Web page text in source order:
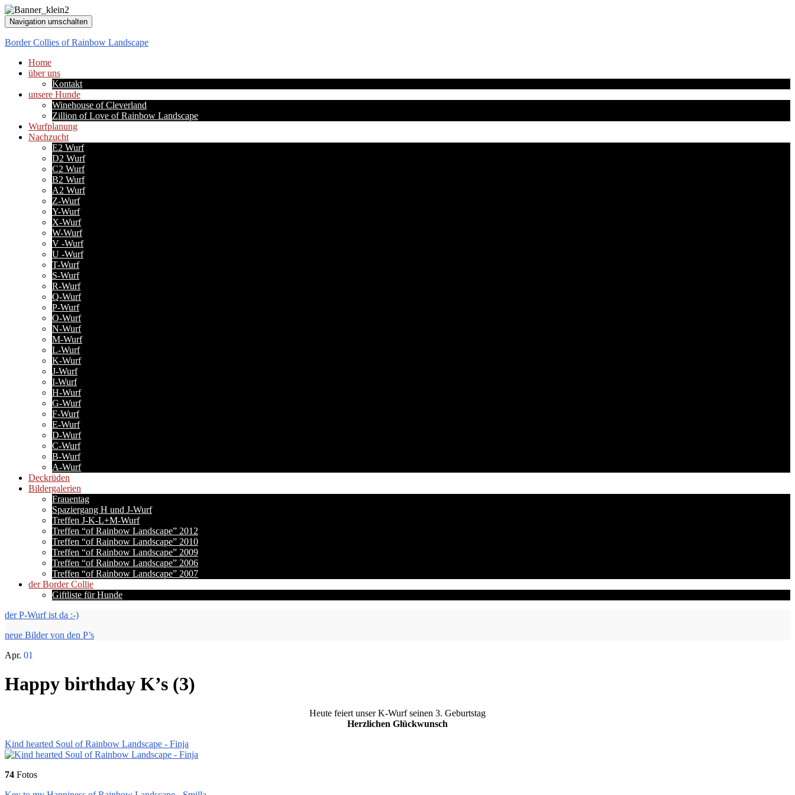
Navigation umschalten
Border Collies of Rainbow Landscape
Home
über uns
Kontakt
unsere Hunde
Winehouse of Cleverland
Zillion of Love of Rainbow Landscape
Wurfplanung
Nachzucht
E2 Wurf
D2 Wurf
C2 Wurf
B2 Wurf
A2 Wurf
Z-Wurf
Y-Wurf
X-Wurf
W-Wurf
V -Wurf
U -Wurf
T-Wurf
S-Wurf
R-Wurf
Q-Wurf
P-Wurf
O-Wurf
N-Wurf
M-Wurf
L-Wurf
K-Wurf
J-Wurf
I-Wurf
H-Wurf
G-Wurf
F-Wurf
E-Wurf
D-Wurf
C-Wurf
B-Wurf
A-Wurf
Deckrüden
Bildergalerien
Frauentag
Spaziergang H und J-Wurf
Treffen J-K-L+M-Wurf
Treffen “of Rainbow Landscape” 2012
Treffen “of Rainbow Landscape” 2010
Treffen “of Rainbow Landscape” 2009
Treffen “of Rainbow Landscape” 2006
Treffen “of Rainbow Landscape” 2007
der Border Collie
Giftliste für Hunde
der P-Wurf ist da :-)
neue Bilder von den P’s
Apr. 01
Happy birthday K’s (3)
Heute feiert unser K-Wurf seinen 3. Geburtstag
Herzlichen Glückwunsch
Kind hearted Soul of Rainbow Landscape - Finja
74 Fotos